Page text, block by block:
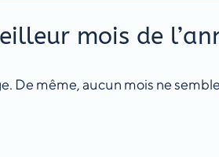
mois de
De même, aucun mois ne